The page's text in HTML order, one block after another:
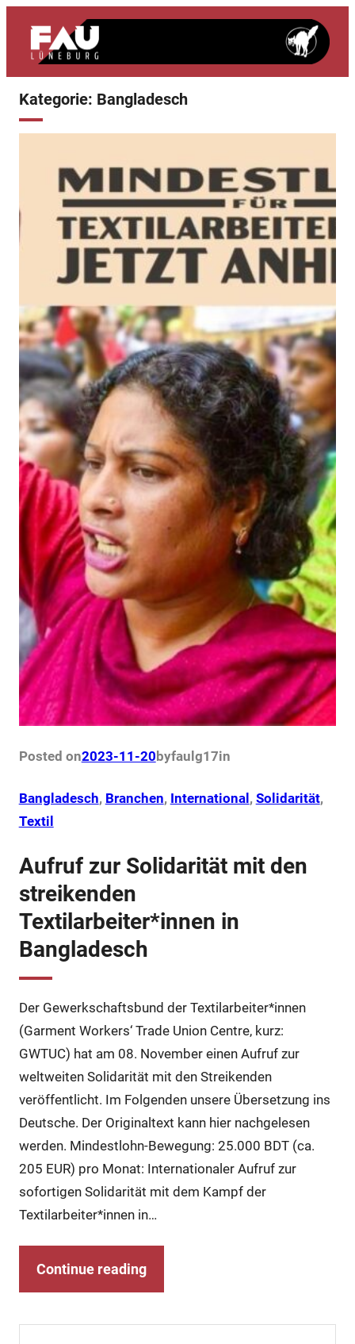
springen
Kategorie: Bangladesch
Posted on2023-11-20 byfaulg17in
Bangladesch, Branchen, International , Solidarität
Textil
Aufruf zur Solidarität mit den
streikenden
Textilarbeiter*innen in
Bangladesch
Der Gewerkschaftsbund der Textilarbeiter*innen
(Garment Workers‘ Trade Union Centre, kurz:
GWTUC) hat am 08. November einen Aufruf zur
weltweiten Solidarität mit den Streikenden
veröffentlicht. Im Folgenden unsere Übersetzung ins
Deutsche. Der Originaltext kann hier nachgelesen
werden. Mindestlohn-Bewegung: 25.000 BDT (ca.
205 EUR) pro Monat: Internationaler Aufruf zur
sofortigen Solidarität mit dem Kampf der
Textilarbeiter*innen in…
Continue reading